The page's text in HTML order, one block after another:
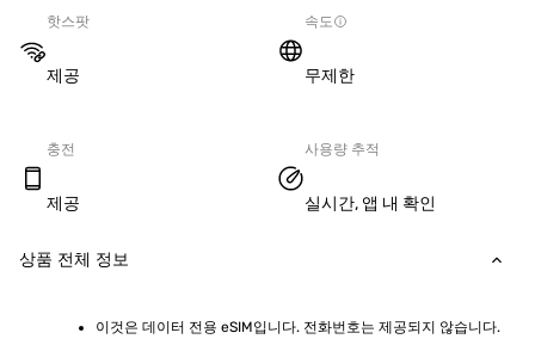
핫스팟
제공
속도
무제한
충전
제공
사용량 추적
실시간, 앱 내 확인
상품 전체 정보
이것은 데이터 전용 eSIM입니다. 전화번호는 제공되지 않습니다.